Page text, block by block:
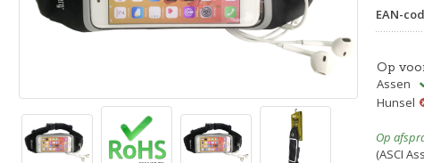
EAN-
Op
Assen
Hunsel
Op
(ASCI